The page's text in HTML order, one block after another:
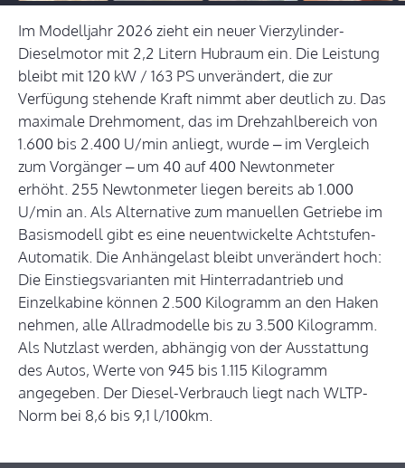
Im Modelljahr 2026 zieht ein neuer Vierzylinder-
Dieselmotor mit 2,2 Litern Hubraum ein. Die Leistung
bleibt mit 120 kW / 163 PS unverändert, die zur
Verfügung stehende Kraft nimmt aber deutlich zu. Das
maximale Drehmoment, das im Drehzahlbereich von
1.600 bis 2.400 U/min anliegt, wurde – im Vergleich
zum Vorgänger – um 40 auf 400 Newtonmeter
erhöht. 255 Newtonmeter liegen bereits ab 1.000
U/min an. Als Alternative zum manuellen Getriebe im
Basismodell gibt es eine neuentwickelte Achtstufen-
Automatik. Die Anhängelast bleibt unverändert hoch:
Die Einstiegsvarianten mit Hinterradantrieb und
Einzelkabine können 2.500 Kilogramm an den Haken
nehmen, alle Allradmodelle bis zu 3.500 Kilogramm.
Als Nutzlast werden, abhängig von der Ausstattung
des Autos, Werte von 945 bis 1.115 Kilogramm
angegeben. Der Diesel-Verbrauch liegt nach WLTP-
Norm bei 8,6 bis 9,1 l/100km.